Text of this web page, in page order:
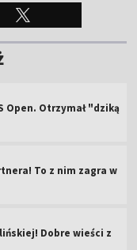
Open. Otrzymał "dziką
To z nim zagra w
Dobre wieści z